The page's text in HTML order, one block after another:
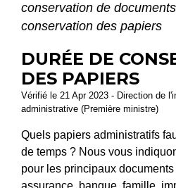
conservation de documents
conservation des papiers
DURÉE DE
DES PAPIERS
Vérifié le 21 Apr 2023 - Direction de
administrative (Première ministre)
Quels papiers administratifs
de temps ? Nous vous
pour les principaux